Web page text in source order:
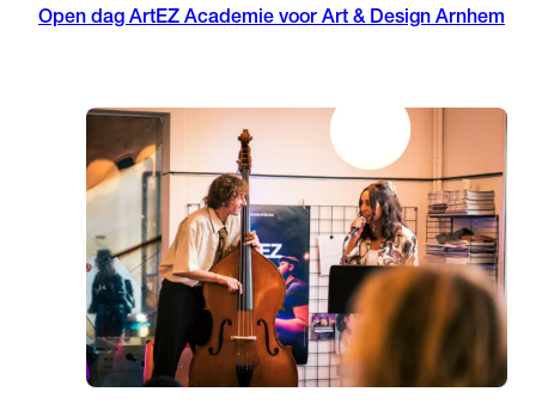
Open dag ArtEZ Academie voor Art & Design Arnhem